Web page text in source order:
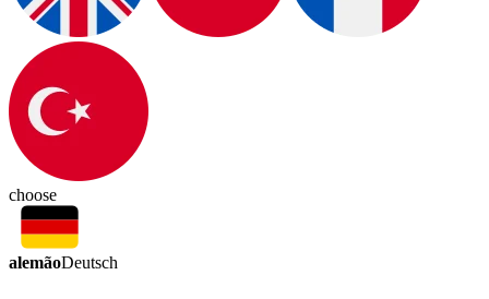
choose
alemãoDeutsch